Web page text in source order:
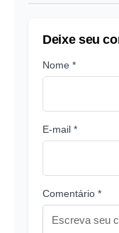
Deixe seu
Nome *
E-mail *
Comentário *